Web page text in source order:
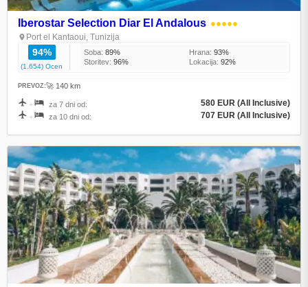
Iberostar Selection Diar El Andalous ●●●●●
Port el Kantaoui, Tunizija
94%
(1.654) Ocen
Soba: 89% Hrana: 93%
Storitev: 96% Lokacija: 92%
PREVOZ:🚀 140 km
+ za 7 dni od: 580 EUR (All Inclusive)
+ za 10 dni od: 707 EUR (All Inclusive)